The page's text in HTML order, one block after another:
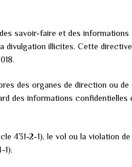
savoir-faire et des informations
divulgation illicites. Cette
des organes de direction ou de
des informations confidentielles
431-2-1), le vol ou la violation
1).